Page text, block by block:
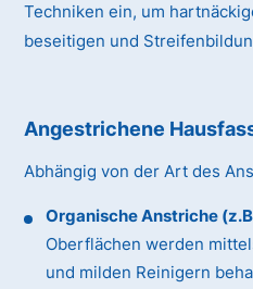
Techniken ein, um
beseitigen und
Angestrichene
Abhängig von der Art des
Organische Anstriche
Oberflächen werden
und milden Reinigern